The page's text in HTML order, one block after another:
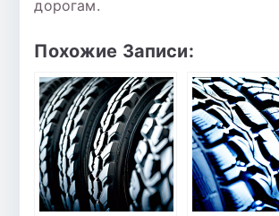
дорогам.
Похожие Записи: